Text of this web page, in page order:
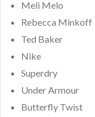
Meli Melo
Rebecca Minkoff
Ted Baker
Nike
Superdry
Under Armour
Butterfly Twist